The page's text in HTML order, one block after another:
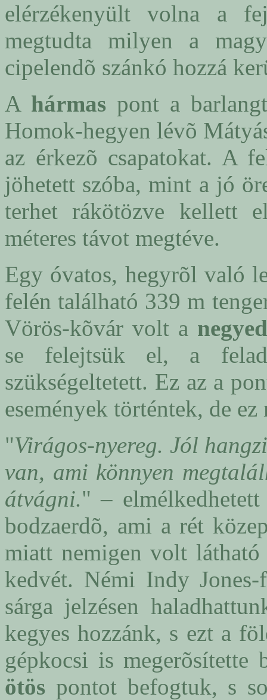
elérzékenyült volna a
megtudta milyen a
cipelendõ szánkó hozzá
A hármas pont a
Homok-hegyen lévõ
az érkezõ csapatokat. A
jöhetett szóba, mint a jó
terhet rákötözve kellett
méteres távot megtéve.
Egy óvatos, hegyrõl való
felén található 339 m
Vörös-kõvár volt a
se felejtsük el, a
szükségeltetett. Ez az a
események történtek, de
"Virágos-nyereg. Jól
van, ami könnyen
átvágni." –
bodzaerdõ, ami a rét
miatt nemigen volt
kedvét. Némi Indy
sárga jelzésen
kegyes hozzánk, s ezt a
gépkocsi is megerõsítette
ötös pontot befogtuk, s